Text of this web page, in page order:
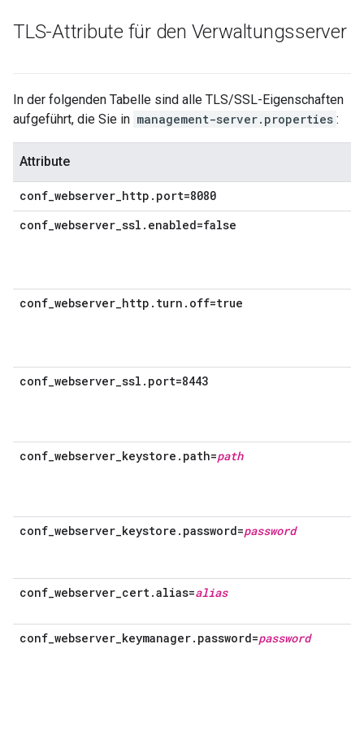
TLS-Attribute für den Verwaltungsserver
In der folgenden Tabelle sind alle TLS/SSL-Eigenschaften
aufgeführt, die Sie in management-server.properties :
Attribute
conf_webserver_http.port=8080
conf_webserver_ssl.enabled=false
conf_webserver_http.turn.off=true
conf_webserver_ssl.port=8443
conf_webserver_keystore.path=path
conf_webserver_keystore.password=password
conf_webserver_cert.alias=alias
conf_webserver_keymanager.password=password